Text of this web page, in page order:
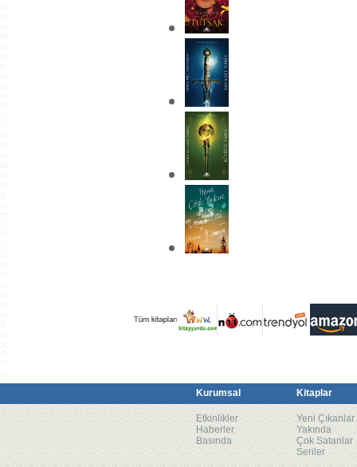
Kurumsal Kitaplar
Etkinlikler
Haberler
Basında
Yeni Çıkanlar
Yakında
Çok Satanlar
Seriler